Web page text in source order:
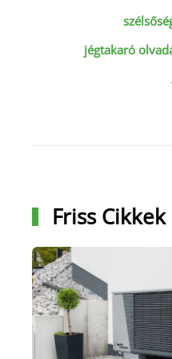
jégtakaró
Friss Cikkek